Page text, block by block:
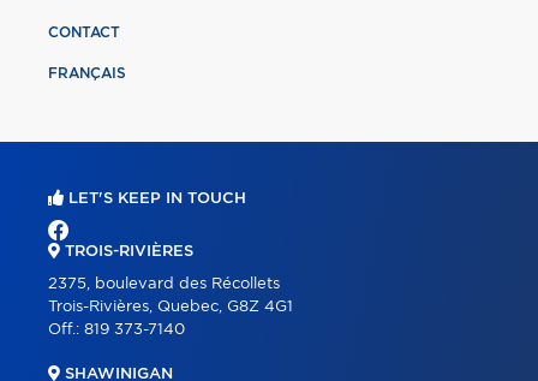
CONTACT
FRANÇAIS
LET'S KEEP IN TOUCH
TROIS-RIVIÈRES
2375, boulevard des Récollets
Trois-Rivières, Quebec, G8Z 4G1
Off.: 819 373-7140
SHAWINIGAN